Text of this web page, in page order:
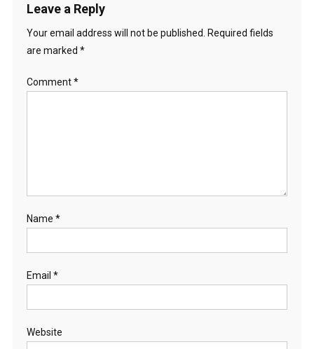
Leave a Reply
Your email address will not be published.
Required fields
are marked *
Comment*
Name *
Email *
Website